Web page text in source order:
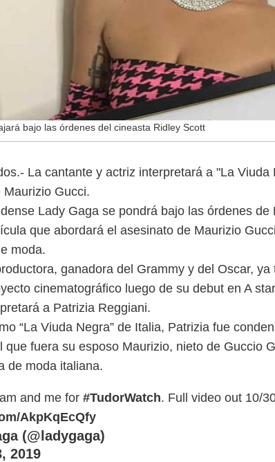
bajo las órdenes del cineasta Ridley Scott
La cantante y actriz interpretará a "La Viuda
Maurizio Gucci.
Lady Gaga se pondrá bajo las órdenes de
que abordará el asesinato de Maurizio
moda.
ganadora del Grammy y del Oscar, ya
cinematográfico luego de su debut en A
a Patrizia Reggiani.
“La Viuda Negra” de Italia, Patrizia fue
que fuera su esposo Maurizio, nieto de Guccio
de moda italiana.
and me for #TudorWatch. Full video out 10/
AkpKqEcQfy
(@ladygaga)
2019